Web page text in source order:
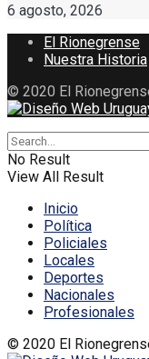
6 agosto, 2026
El Rionegrense
Nuestra Historia
© 2020 El
No Result
View All Result
Inicio
Política
Policiales
Locales
Deportes
Nacionales
Profesionales
© 2020 El